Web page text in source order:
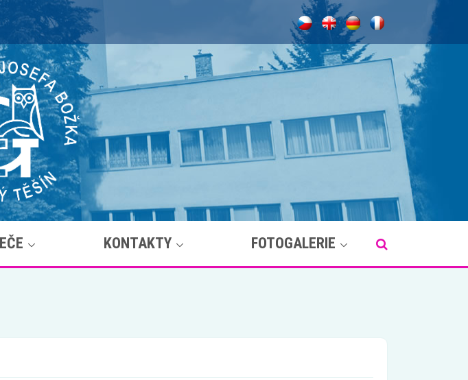
KONTAKTY FOTOGALERIE